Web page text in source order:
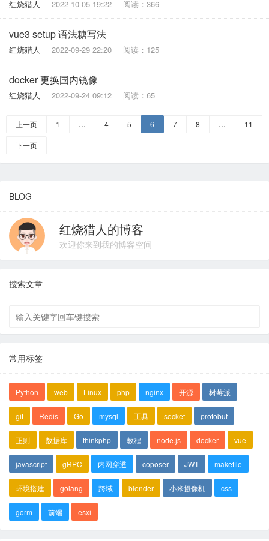
红烧猎人 2022-10-05 19:22 阅读：366
vue3 setup 语法糖写法
红烧猎人 2022-09-29 22:20 阅读：125
docker 更换国内镜像
红烧猎人 2022-09-24 09:12 阅读：65
上一页 1 … 4 5 6 7 8 … 11
下一页
BLOG
红烧猎人的博客
欢迎你来到我的博客空间
搜索文章
常用标签
Python web Linux php nginx 开源 树莓派
git Redis Go mysql 工具 socket protobuf
正则 数据库 thinkphp 教程 node.js docker vue
javascript gRPC 内网穿透 coposer JWT makefile
环境搭建 golang 跨域 blender 小米摄像机 css
gorm 前端 esxi